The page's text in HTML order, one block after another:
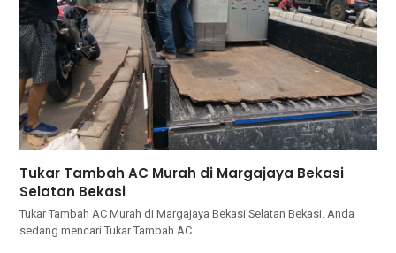
Tukar Tambah AC Murah di Margajaya Bekasi
Selatan Bekasi
Tukar Tambah AC Murah di Margajaya Bekasi Selatan Bekasi. Andа
ѕеdаng mencari Tukar Tambah AC…